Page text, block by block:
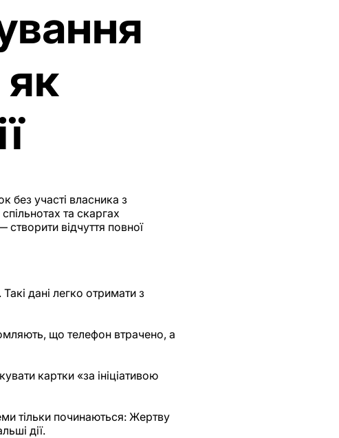
як
без участі власника з
та скаргах
відчуття повної
дані легко отримати з
що телефон втрачено, а
картки «за ініціативою
тільки починаються: Жертву
дії.